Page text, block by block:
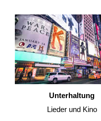
Unterhaltung
Lieder und Kino